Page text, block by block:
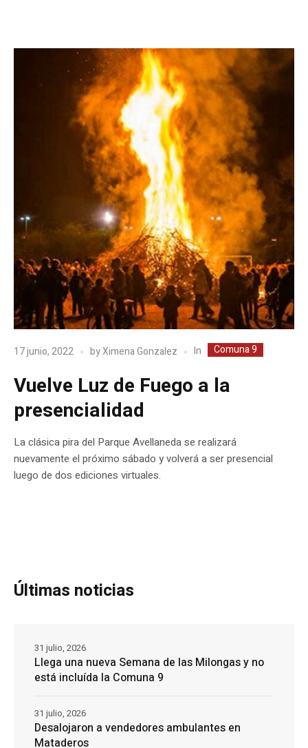
17 junio, 2022 byXimena Gonzalez In Comuna 9
Vuelve Luz de Fuego a la
presencialidad
La clásica pira del Parque Avellaneda se realizará
nuevamente el próximo sábado y volverá a ser presencial
luego de dos ediciones virtuales.
Últimas noticias
Llega una nueva Semana de las Milongas y no
está incluída la Comuna 9
31 julio, 2026
Desalojaron a vendedores ambulantes en
Mataderos
31 julio, 2026